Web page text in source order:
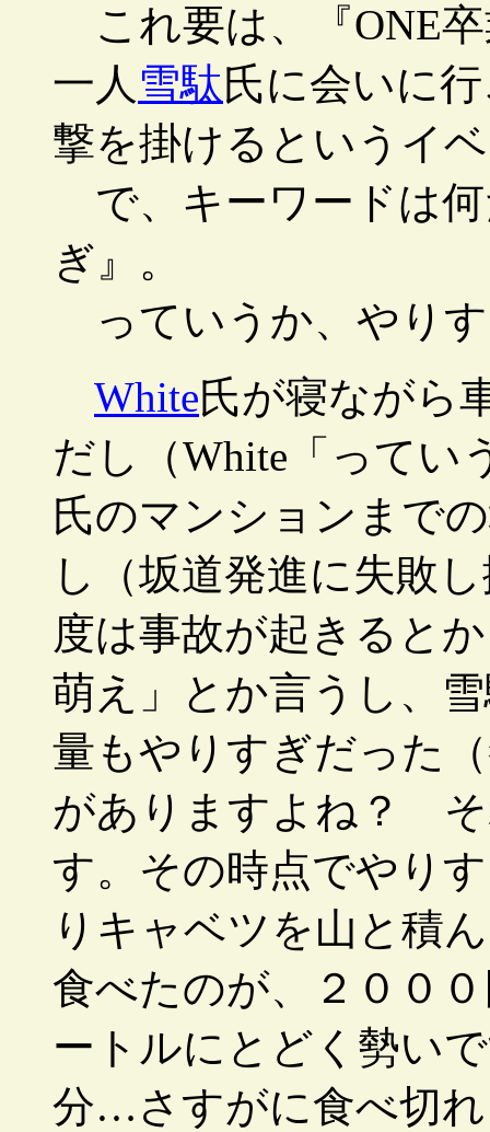
これ要は、『ONE
一人 雪駄氏に会いに
撃を掛けるというイ
で、キーワードは
ぎ』。
っていうか、やり
White氏が寝ながら
だし（White「ってい
氏のマンションまで
し（坂道発進に失敗
度は事故が起きると
萌え」とか言うし、
量もやりすぎだった
がありますよね？ そ
す。その時点でやり
りキャベツを山と積
食べたのが、２００
ートルにとどく勢い
分…さすがに食べ切